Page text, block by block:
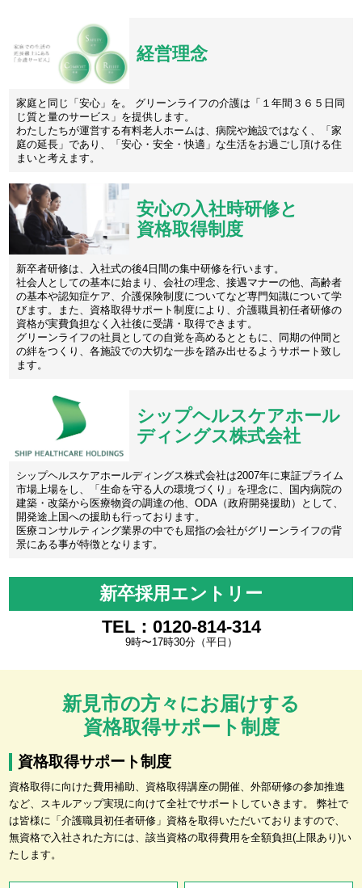
経営理念
家庭と同じ「安心」を。 グリーンライフの介護は「１年間３６５日同
じ質と量のサービス」を提供します。
わたしたちが運営する有料老人ホームは、病院や施設ではなく、「家
庭の延長」であり、「安心・安全・快適」な生活をお過ごし頂ける住
まいと考えます。
安心の入社時研修と
資格取得制度
新卒者研修は、入社式の後4日間の集中研修を行います。
社会人としての基本に始まり、会社の理念、接遇マナーの他、高齢者
の基本や認知症ケア、介護保険制度についてなど専門知識について学
びます。また、資格取得サポート制度により、介護職員初任者研修の
資格が実費負担なく入社後に受講・取得できます。
グリーンライフの社員としての自覚を高めるとともに、同期の仲間と
の絆をつくり、各施設での大切な一歩を踏み出せるようサポート致し
ます。
シップヘルスケアホール
ディングス株式会社
シップヘルスケアホールディングス株式会社は2007年に東証プライム
市場上場をし、「生命を守る人の環境づくり」を理念に、国内病院の
建築・改築から医療物資の調達の他、ODA（政府開発援助）として、
開発途上国への援助も行っております。
医療コンサルティング業界の中でも屈指の会社がグリーンライフの背
景にある事が特徴となります。
新卒採用エントリー
TEL：0120-814-314
9時〜17時30分（平日）
新見市の方々にお届けする
資格取得サポート制度
資格取得サポート制度
資格取得に向けた費用補助、資格取得講座の開催、外部研修の参加推進
など、スキルアップ実現に向けて全社でサポートしていきます。 弊社で
は皆様に「介護職員初任者研修」資格を取得いただいておりますので、
無資格で入社された方には、該当資格の取得費用を全額負担(上限あり)い
たします。